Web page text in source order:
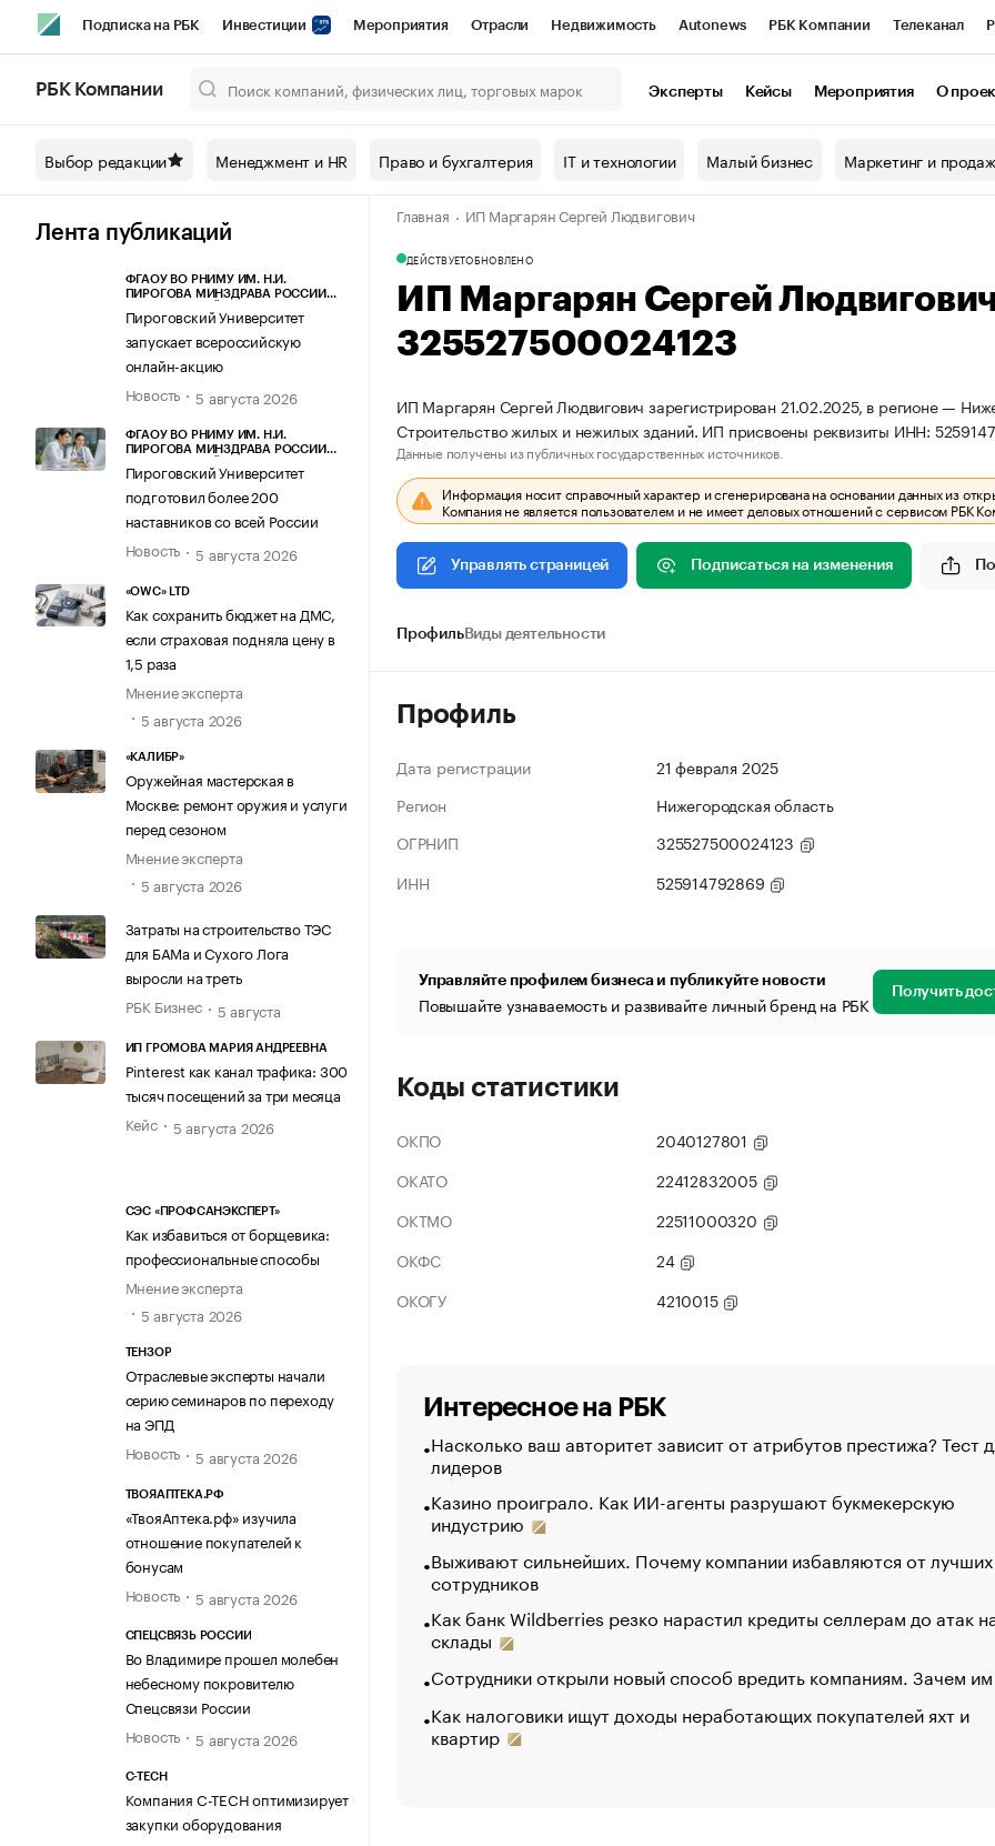
Подписка на РБК Инвестиции Мероприятия Отрасли Недвижимость Autonews РБК Компании Телеканал
Спецпроекты СПб Конференции СПб Спецпроекты Проверка контрагентов
Технологии и медиа Рынок наличной валюты
РБК Компании Эксперты Кейсы Мероприятия О
Выбор редакции Менеджмент и HR Право и бухгалтерия IT и технологии Малый бизнес Маркетинг и
Лента публикаций
ФГАОУ ВО РНИМУ ИМ. Н.И.
ПИРОГОВА МИНЗДРАВА РОССИИ
Пироговский Университет
запускает всероссийскую
онлайн-акцию
Новость
5 августа 2026
ФГАОУ ВО РНИМУ ИМ. Н.И.
ПИРОГОВА МИНЗДРАВА РОССИИ
Пироговский Университет
подготовил более 200
наставников со всей России
Новость
5 августа 2026
«OWC» LTD
Как сохранить бюджет на ДМС,
если страховая подняла цену в
1,5 раза
Мнение эксперта
5 августа 2026
«КАЛИБР»
Оружейная мастерская в
Москве: ремонт оружия и услуги
перед сезоном
Мнение эксперта
5 августа 2026
Затраты на строительство ТЭС
для БАМа и Сухого Лога
выросли на треть
РБК Бизнес
5 августа
ИП ГРОМОВА МАРИЯ АНДРЕЕВНА
Pinterest как канал трафика: 300
тысяч посещений за три месяца
Кейс
5 августа 2026
СЭС «ПРОФСАНЭКСПЕРТ»
Как избавиться от борщевика:
профессиональные способы
Мнение эксперта
5 августа 2026
ТЕНЗОР
Отраслевые эксперты начали
серию семинаров по переходу
на ЭПД
Новость
5 августа 2026
ТВОЯАПТЕКА.РФ
«ТвояАптека.рф» изучила
отношение покупателей к
бонусам
Новость
5 августа 2026
СПЕЦСВЯЗЬ РОССИИ
Во Владимире прошел молебен
небесному покровителю
Спецсвязи России
Новость
5 августа 2026
C-TECH
Компания C-TECH оптимизирует
закупки оборудования
Главная ИП Маргарян Сергей Людвигович
ДЕЙСТВУЕТОБНОВЛЕНО
ИП Маргарян Сергей
325527500024123
ИП Маргарян Сергей Людвигович зарегистрирован 21.02.2025, в регионе —
Строительство жилых и нежилых зданий. ИП присвоены реквизиты ИНН:
Данные получены из публичных государственных источников.
Информация носит справочный характер и сгенерирована на основании данных из
Компания не является пользователем и не имеет деловых отношений с сервисом РБК
Управлять страницей Подписаться на изменения
ПрофильВиды деятельности
Профиль
Дата регистрации
21 февраля 2025
Регион
Нижегородская область
ОГРНИП
325527500024123
ИНН
525914792869
Управляйте профилем бизнеса и публикуйте новости
Повышайте узнаваемость и развивайте личный бренд на РБК Получить
Коды статистики
ОКПО
2040127801
ОКАТО
22412832005
ОКТМО
22511000320
ОКФС
24
ОКОГУ
4210015
Интересное на РБК
Насколько ваш авторитет зависит от атрибутов престижа? Тест
лидеров
Казино проиграло. Как ИИ-агенты разрушают букмекерскую
индустрию
Выживают сильнейших. Почему компании избавляются от лучших
сотрудников
Как банк Wildberries резко нарастил кредиты селлерам до атак
склады
Сотрудники открыли новый способ вредить компаниям. Зачем
Как налоговики ищут доходы неработающих покупателей яхт и
квартир